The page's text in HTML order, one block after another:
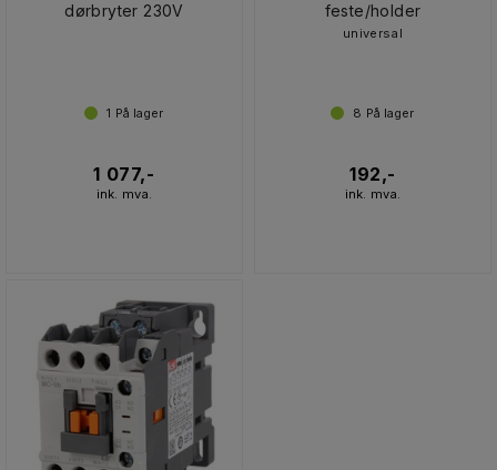
dørbryter 230V
1 På lager
1 077,-
ink. mva.
feste/holder
universal
8 På lager
192,-
ink. mva.